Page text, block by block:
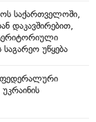
საქართველოში,
დაკავშირებით,
უწყება
ფედერალური